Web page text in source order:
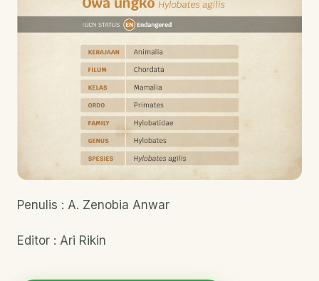
Penulis : A. Zenobia Anwar
Editor : Ari Rikin